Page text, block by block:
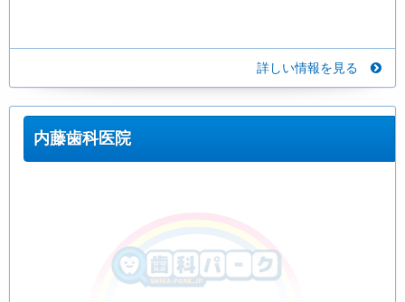
詳しい情報を見る
内藤歯科医院